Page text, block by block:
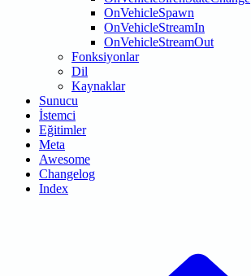
OnVehicleSpawn
OnVehicleStreamIn
OnVehicleStreamOut
Fonksiyonlar
Dil
Kaynaklar
Sunucu
İstemci
Eğitimler
Meta
Awesome
Changelog
Index